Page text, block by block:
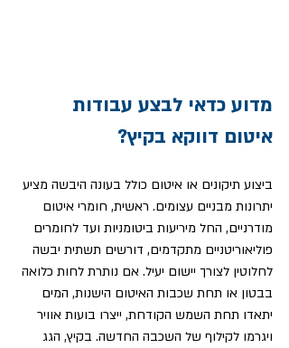
מדוע כדאי לבצע עבודות
איטום דווקא בקיץ?
ביצוע תיקונים או איטום כולל בעונה היבשה מציע
יתרונות מבניים עצומים. ראשית, חומרי איטום
מודרניים, החל מיריעות ביטומניות ועד לחומרים
פוליאוריטניים מתקדמים, דורשים תשתית יבשה
לחלוטין לצורך יישום יעיל. אם נותרת לחות כלואה
בבטון או תחת שכבות האיטום הישנות, המים
יתאדו תחת השמש הקודחת, ייצרו בועות אוויר
ויגרמו לקילוף של השכבה החדשה. בקיץ, הגג